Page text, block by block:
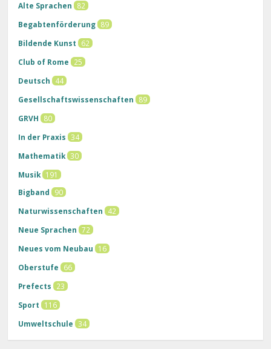
Alte Sprachen
82
Begabtenförderung 89
Bildende Kunst
62
Club of Rome
25
Deutsch
44
Gesellschaftswissenschaften
89
GRVH
80
In der Praxis 34
Mathematik 30
Musik 191
Bigband
90
Naturwissenschaften
42
Neue Sprachen 72
Neues vom Neubau
16
Oberstufe
66
Prefects
23
Sport
116
Umweltschule 34